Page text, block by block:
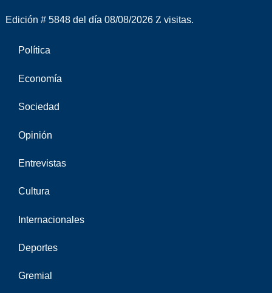
Edición # 5848 del día 08/08/2026 visitas.
Política
Economía
Sociedad
Opinión
Entrevistas
Cultura
Internacionales
Deportes
Gremial